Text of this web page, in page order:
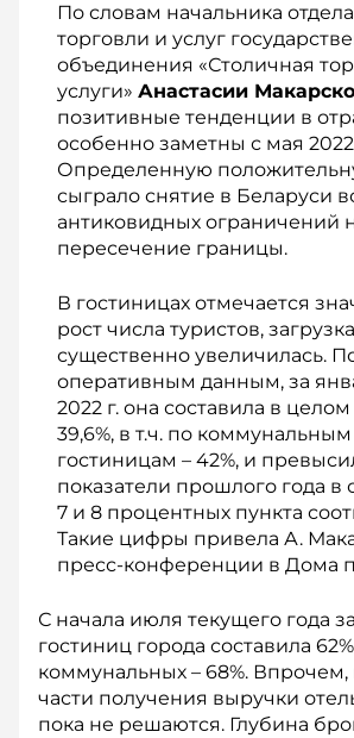
По словам начальника
торговли и услуг
объединения «Столичная
услуги» Анастасии
позитивные тенденции в
особенно заметны с мая 2022
Определенную
сыграло снятие в Беларуси
антиковидных ограничений
пересечение границы.
В гостиницах отмечается
рост числа туристов, загрузка
существенно увеличилась.
оперативным данным, за
2022 г. она составила в
39,6%, в т.ч. по коммунальным
гостиницам – 42%, и
показатели прошлого года в
7 и 8 процентных пункта
Такие цифры привела А.
пресс-конференции в Дома
С начала июля текущего года
гостиниц города составила
коммунальных – 68%.
части получения выручки
пока не решаются. Глубина